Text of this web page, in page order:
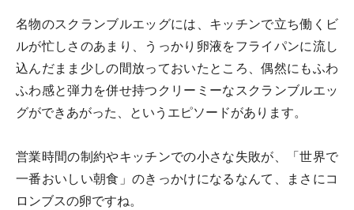
名物のスクランブルエッグには、キッチンで立ち働くビ
ルが忙しさのあまり、うっかり卵液をフライパンに流し
込んだまま少しの間放っておいたところ、偶然にもふわ
ふわ感と弾力を併せ持つクリーミーなスクランブルエッ
グができあがった、というエピソードがあります。
営業時間の制約やキッチンでの小さな失敗が、「世界で
一番おいしい朝食」のきっかけになるなんて、まさにコ
ロンブスの卵ですね。